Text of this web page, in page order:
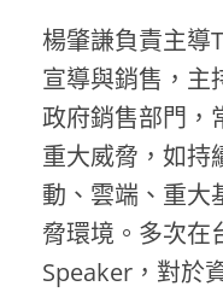
楊肇謙負責主導
宣導與銷售，主
政府銷售部門，
重大威脅，如持
動、雲端、重大
脅環境。多次在
Speaker，對於